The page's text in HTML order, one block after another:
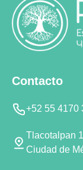
Contacto
+52 55 4170
Tlacotalpan
Ciudad de